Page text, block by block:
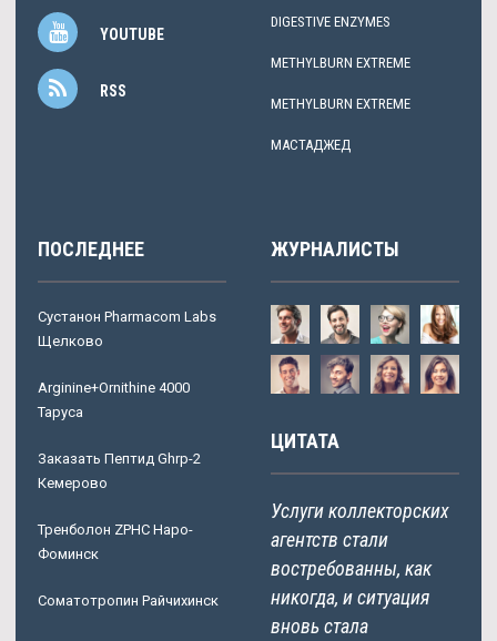
YOUTUBE
RSS
DIGESTIVE ENZYMES
METHYLBURN EXTREME
METHYLBURN EXTREME
МАСТАДЖЕД
ПОСЛЕДНЕЕ
Сустанон Pharmacom Labs
Щелково
Arginine+Ornithine 4000
Таруса
Заказать Пептид Ghrp-2
Кемерово
Тренболон ZPHC Наро-
Фоминск
Соматотропин Райчихинск
ЖУРНАЛИСТЫ
ЦИТАТА
Услуги коллекторских
агентств стали
востребованны, как
никогда, и ситуация
вновь стала